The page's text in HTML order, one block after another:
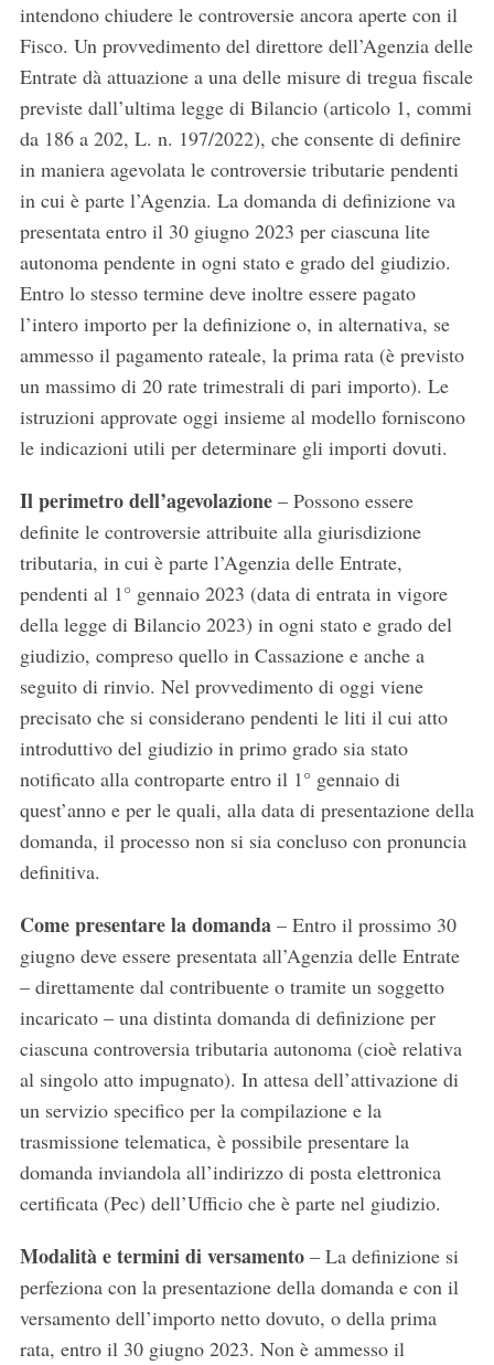
intendono chiudere le controversie ancora aperte con il
Fisco. Un provvedimento del direttore dell’Agenzia delle
Entrate dà attuazione a una delle misure di tregua fiscale
previste dall’ultima legge di Bilancio (articolo 1, commi
da 186 a 202, L. n. 197/2022), che consente di definire
in maniera agevolata le controversie tributarie pendenti
in cui è parte l’Agenzia. La domanda di definizione va
presentata entro il 30 giugno 2023 per ciascuna lite
autonoma pendente in ogni stato e grado del giudizio.
Entro lo stesso termine deve inoltre essere pagato
l’intero importo per la definizione o, in alternativa, se
ammesso il pagamento rateale, la prima rata (è previsto
un massimo di 20 rate trimestrali di pari importo). Le
istruzioni approvate oggi insieme al modello forniscono
le indicazioni utili per determinare gli importi dovuti.
Il perimetro dell’agevolazione – Possono essere
definite le controversie attribuite alla giurisdizione
tributaria, in cui è parte l’Agenzia delle Entrate,
pendenti al 1° gennaio 2023 (data di entrata in vigore
della legge di Bilancio 2023) in ogni stato e grado del
giudizio, compreso quello in Cassazione e anche a
seguito di rinvio. Nel provvedimento di oggi viene
precisato che si considerano pendenti le liti il cui atto
introduttivo del giudizio in primo grado sia stato
notificato alla controparte entro il 1° gennaio di
quest’anno e per le quali, alla data di presentazione della
domanda, il processo non si sia concluso con pronuncia
definitiva.
Come presentare la domanda – Entro il prossimo 30
giugno deve essere presentata all’Agenzia delle Entrate
– direttamente dal contribuente o tramite un soggetto
incaricato – una distinta domanda di definizione per
ciascuna controversia tributaria autonoma (cioè relativa
al singolo atto impugnato). In attesa dell’attivazione di
un servizio specifico per la compilazione e la
trasmissione telematica, è possibile presentare la
domanda inviandola all’indirizzo di posta elettronica
certificata (Pec) dell’Ufficio che è parte nel giudizio.
Modalità e termini di versamento – La definizione si
perfeziona con la presentazione della domanda e con il
versamento dell’importo netto dovuto, o della prima
rata, entro il 30 giugno 2023. Non è ammesso il